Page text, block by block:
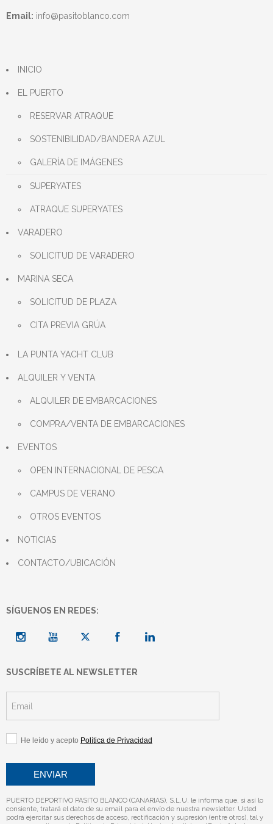
Email: info@pasitoblanco.com
INICIO
EL PUERTO
RESERVAR ATRAQUE
SOSTENIBILIDAD/BANDERA AZUL
GALERÍA DE IMÁGENES
SUPERYATES
ATRAQUE SUPERYATES
VARADERO
SOLICITUD DE VARADERO
MARINA SECA
SOLICITUD DE PLAZA
CITA PREVIA GRÚA
LA PUNTA YACHT CLUB
ALQUILER Y VENTA
ALQUILER DE EMBARCACIONES
COMPRA/VENTA DE EMBARCACIONES
EVENTOS
OPEN INTERNACIONAL DE PESCA
CAMPUS DE VERANO
OTROS EVENTOS
NOTICIAS
CONTACTO/UBICACIÓN
SÍGUENOS EN REDES:
SUSCRÍBETE AL NEWSLETTER
He leído y acepto Política de Privacidad
PUERTO DEPORTIVO PASITO BLANCO (CANARIAS), S.L.U. le informa que, si así lo
consiente, tratará el dato de su email para el envío de nuestra newsletter. Usted
podrá ejercitar sus derechos de acceso, rectificación y supresión (entre otros), tal y